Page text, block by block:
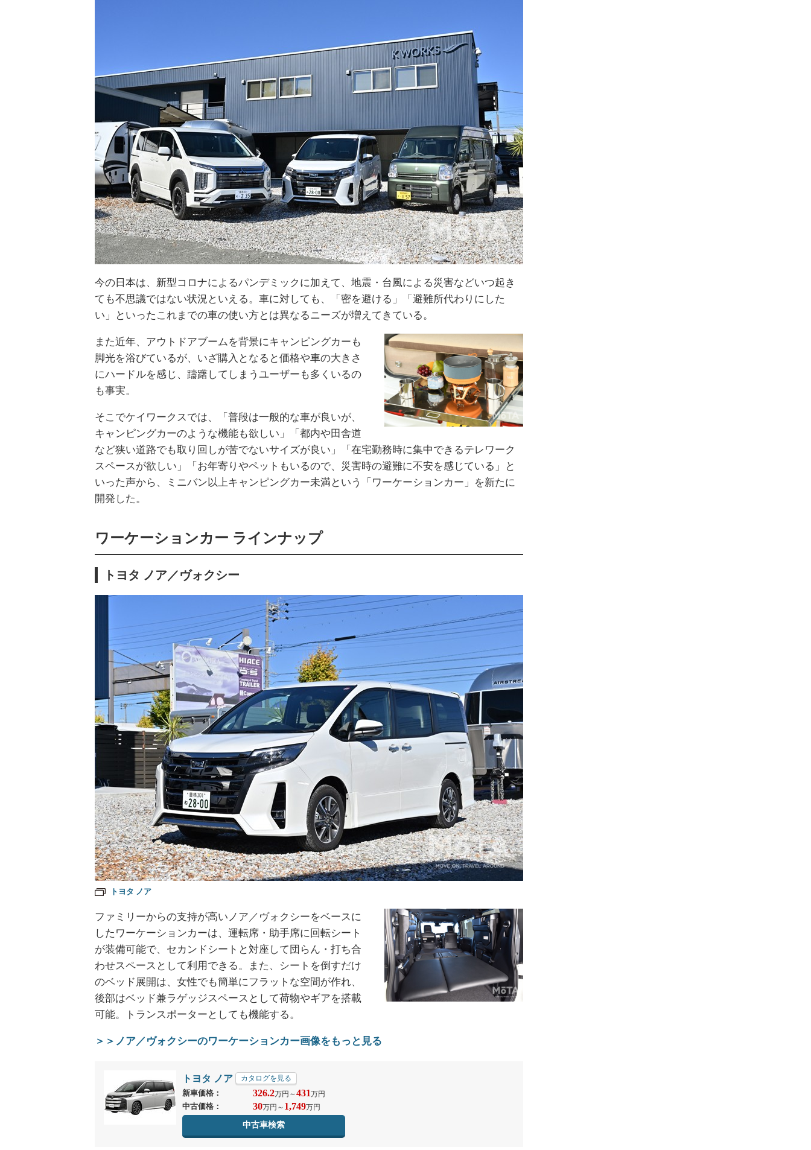
今の日本は、新型コロナによるパンデミックに加えて、地震・台風による災害などいつ起き
ても不思議ではない状況といえる。車に対しても、「密を避ける」「避難所代わりにした
い」といったこれまでの車の使い方とは異なるニーズが増えてきている。
また近年、アウトドアブームを背景にキャンピングカーも
脚光を浴びているが、いざ購入となると価格や車の大きさ
にハードルを感じ、躊躇してしまうユーザーも多くいるの
も事実。
そこでケイワークスでは、「普段は一般的な車が良いが、
キャンピングカーのような機能も欲しい」「都内や田舎道
など狭い道路でも取り回しが苦でないサイズが良い」「在宅勤務時に集中できるテレワーク
スペースが欲しい」「お年寄りやペットもいるので、災害時の避難に不安を感じている」と
いった声から、ミニバン以上キャンピングカー未満という「ワーケーションカー」を新たに
開発した。
ワーケーションカー ラインナップ
トヨタ ノア／ヴォクシー
トヨタ ノア
ファミリーからの支持が高いノア／ヴォクシーをベースに
したワーケーションカーは、運転席・助手席に回転シート
が装備可能で、セカンドシートと対座して団らん・打ち合
わせスペースとして利用できる。また、シートを倒すだけ
のベッド展開は、女性でも簡単にフラットな空間が作れ、
後部はベッド兼ラゲッジスペースとして荷物やギアを搭載
可能。トランスポーターとしても機能する。
＞＞ノア／ヴォクシーのワーケーションカー画像をもっと見る
トヨタ ノア カタログを見る
新車価格： 326.2万円 ～431万円
中古価格： 30万円 ～ 1,749万円
中古車検索